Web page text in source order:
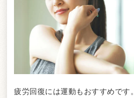
疲労回復には運動もおすすめです。